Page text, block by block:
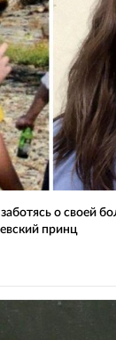
о своей
принц